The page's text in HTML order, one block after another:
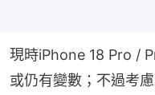
現時iPhone 18 Pro /
或仍有變數；不過考